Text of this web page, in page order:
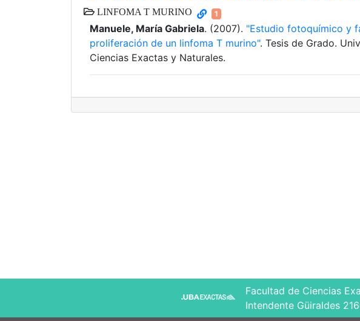
LINFOMA T MURINO 1
Manuele, María Gabriela. (2007). "Estudio fotoquímico y
proliferación de un linfoma T murino". Tesis de Grado.
Ciencias Exactas y Naturales.
Facultad de Ciencias
Intendente Güiraldes